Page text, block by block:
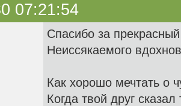
07:21:54
Спасибо за
Неиссякаемого
Как хорошо мечтать о
Когда твой друг сказал